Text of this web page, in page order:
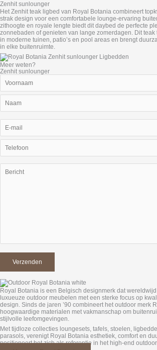
Zenhit sunlounger
Het Zenhit teak ligbed van Royal Botania combineert
strak design voor een comfortabele lounge‑ervaring
zithoogte en royale lengte biedt dit daybed de perfecte
zonnebaden of genieten van lange zomerdagen. Dit
in moderne tuinen, patio’s en pool areas en brengt
in elke buitenruimte.
Meer weten?
Zenhit sunlounger
Royal Botania is een Belgisch designmerk dat
luxueuze outdoor meubelen met een sterke focus op
design. Sinds de jaren ’90 combineert het outdoor merk
hoogwaardige materialen met vakmanschap om
stijlvolle leefomgevingen.
Met tijdloze collecties loungesets, tafels, stoelen,
parasols, verenigt Royal Botania esthetiek, comfort en
positioneert het zich als referentie in het high-end outdoor